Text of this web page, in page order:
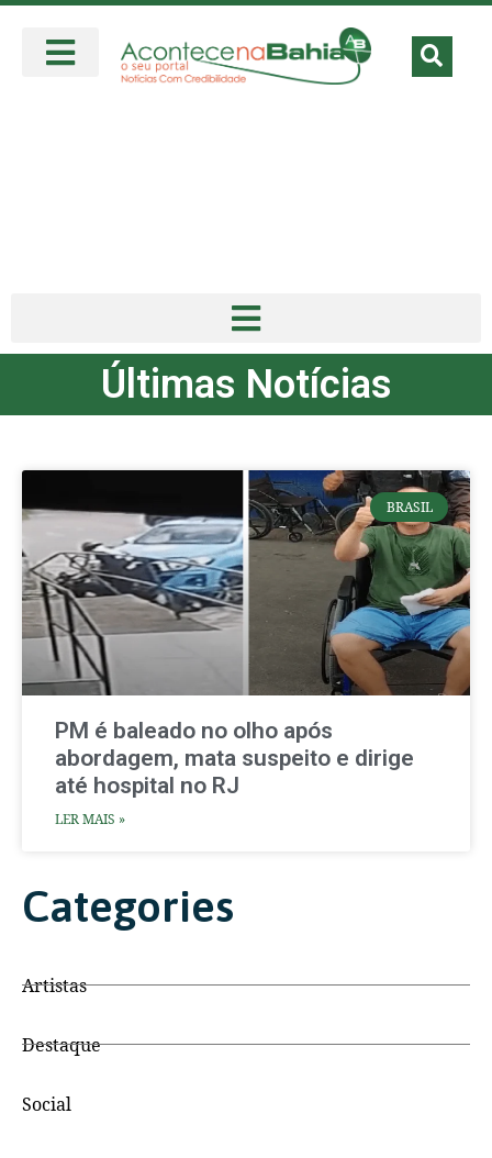
Últimas Notícias
BRASIL
PM é baleado no olho após
abordagem, mata suspeito e dirige
até hospital no RJ
LER MAIS »
Categories
Artistas
Destaque
Social